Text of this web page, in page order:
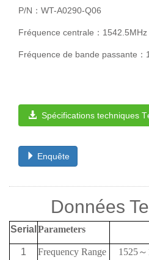
P/N：WT-A0290-Q06
Fréquence centrale：1542.5MHz
Fréquence de bande passante：
Spécifications techniques
Enquête
Données
Serial Parameters
1 Frequency Range 1525～